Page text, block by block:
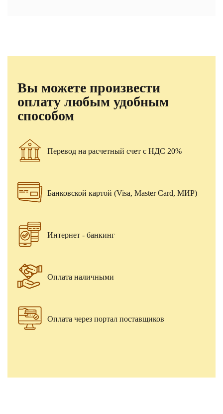
Вы можете произвести
оплату любым удобным
способом
Перевод на расчетный счет с НДС 20%
Банковской картой (Visa, Master Card, МИР)
Интернет - банкинг
Оплата наличными
Оплата через портал поставщиков